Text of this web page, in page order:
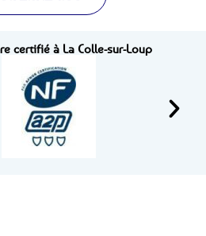
certifié à La Colle-sur-Loup